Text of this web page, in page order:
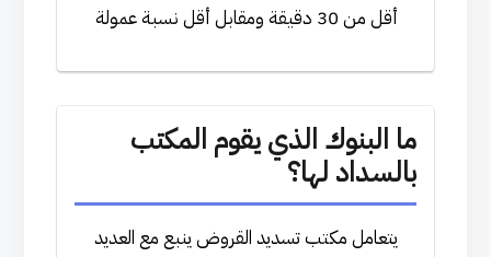
أقل من 30 دقيقة ومقابل أقل نسبة عمولة
ما البنوك الذي يقوم المكتب
بالسداد لها؟
يتعامل مكتب تسديد القروض ينبع مع العديد